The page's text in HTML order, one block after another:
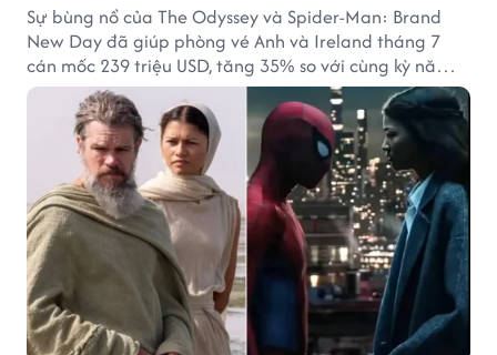
Sự bùng nổ của The Odyssey và Spider-Man: Brand
New Day đã giúp phòng vé Anh và Ireland tháng 7
cán mốc 239 triệu USD, tăng 35% so với cùng kỳ năm
ngoái.